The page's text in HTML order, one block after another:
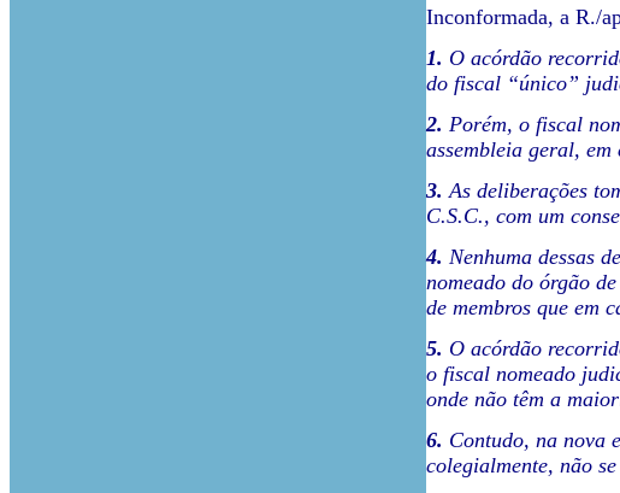
Inconformada, a R./
1. O acórdão
do fiscal “único”
2. Porém, o fiscal
assembleia geral,
3. As deliberações
C.S.C., com um
4. Nenhuma dessas
nomeado do órgão
de membros que em
5. O acórdão
o fiscal nomeado
onde não têm a
6. Contudo, na nova
colegialmente, não